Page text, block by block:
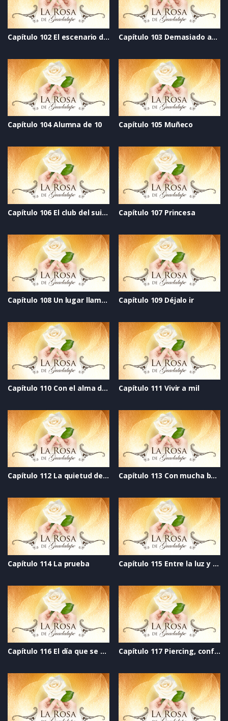
Capítulo 102 El escenario de la vida Capítulo 103 Demasiado amor
Capítulo 104 Alumna de 10 Capítulo 105 Muñeco
Capítulo 106 El club del suicidio Capítulo 107 Princesa
Capítulo 108 Un lugar llamado hogar Capítulo 109 Déjalo ir
Capítulo 110 Con el alma desnuda Capítulo 111 Vivir a mil
Capítulo 112 La quietud del viento Capítulo 113 Con mucha bateria
Capítulo 114 La prueba Capítulo 115 Entre la luz y la oscuridad
Capítulo 116 El día que se acabó el mundo Capítulo 117 Piercing, confianza perforada